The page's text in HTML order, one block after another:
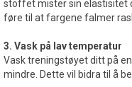
stoffet mister sin elastisitet
føre til at fargene falmer
3. Vask på lav temperatur
Vask treningstøyet ditt på
mindre. Dette vil bidra til å